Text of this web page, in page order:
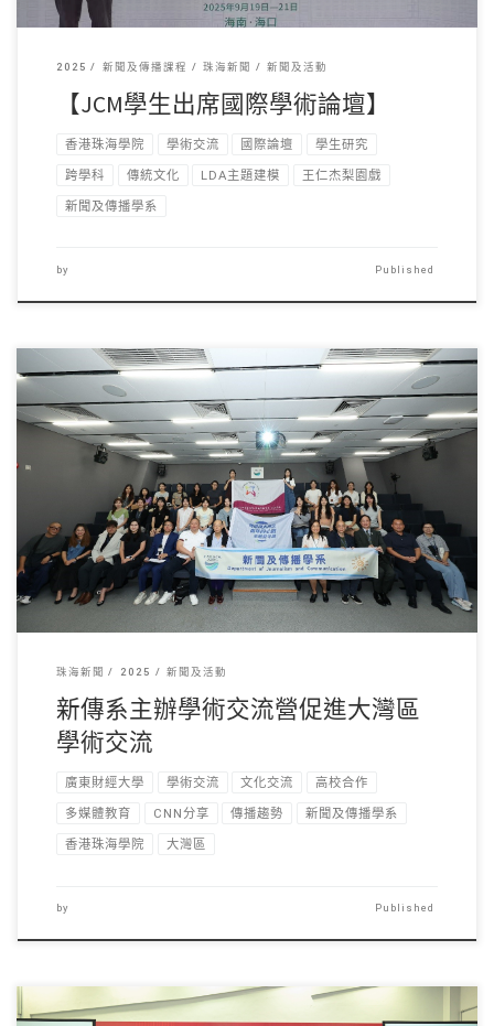
2025 新聞及傳播課程 珠海新聞 新聞及活動
【JCM學生出席國際學術論壇】
香港珠海學院 學術交流 國際論壇 學生研究
跨學科 傳統文化 LDA主題建模 王仁杰梨園戲
新聞及傳播學系
by Published
廣東財經大學參加新傳 […]
珠海新聞 2025 新聞及活動
新傳系主辦學術交流營促進大灣區
學術交流
廣東財經大學 學術交流 文化交流 高校合作
多媒體教育 CNN分享 傳播趨勢 新聞及傳播學系
香港珠海學院 大灣區
by Published